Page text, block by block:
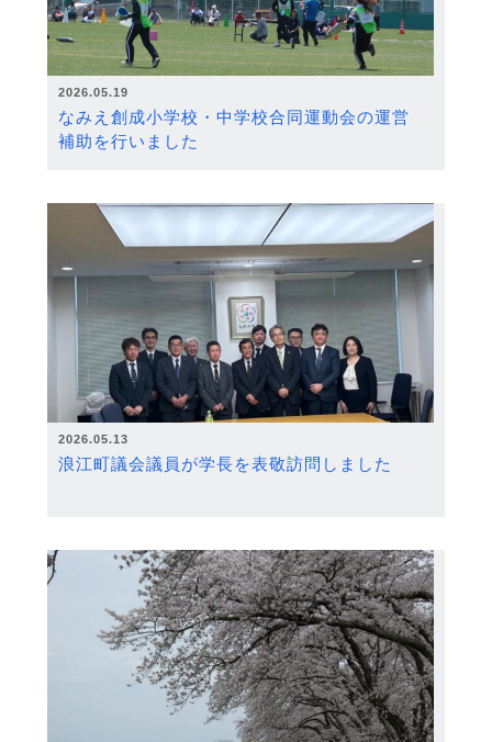
2026.05.19
なみえ創成小学校・中学校合同運動会の運営
補助を行いました
2026.05.13
浪江町議会議員が学長を表敬訪問しました